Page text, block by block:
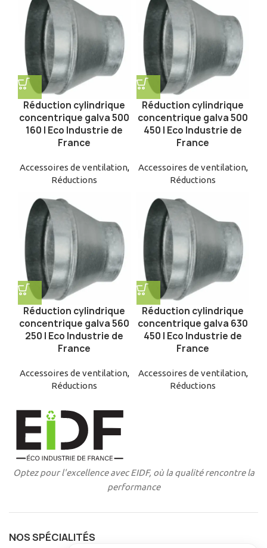
Réduction cylindrique
concentrique galva 500
160 | Eco Industrie de
France
Accessoires de ventilation,
Réductions
Réduction cylindrique
concentrique galva 500
450 | Eco Industrie de
France
Accessoires de ventilation,
Réductions
Réduction cylindrique
concentrique galva 560
250 | Eco Industrie de
France
Accessoires de ventilation,
Réductions
Réduction cylindrique
concentrique galva 630
450 | Eco Industrie de
France
Accessoires de ventilation,
Réductions
Optez pour l'excellence avec EIDF, où la qualité rencontre la
performance
NOS SPÉCIALITÉS